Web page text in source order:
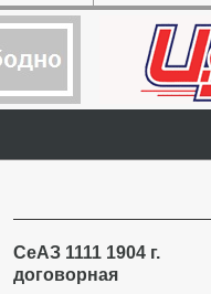
СеАЗ 1111 1904 г.
договорная